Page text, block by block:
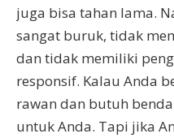
juga bisa tahan lama.
sangat buruk, tidak
dan tidak memiliki
responsif. Kalau Anda
rawan dan butuh
untuk Anda. Tapi jika